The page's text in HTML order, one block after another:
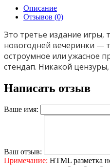
Описание
Отзывов (0)
Это третье издание
новогодней вечеринки —
остроумное или ужасное
стендап. Никакой
Написать отзыв
Ваше имя:
Ваш отзыв:
Примечание: HTML разметка